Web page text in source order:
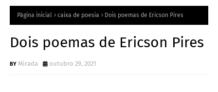
Página inicial caixa de poesia Dois poemas de Ericson Pires
Dois poemas de Ericson Pires
Mirada outubro 29, 2021